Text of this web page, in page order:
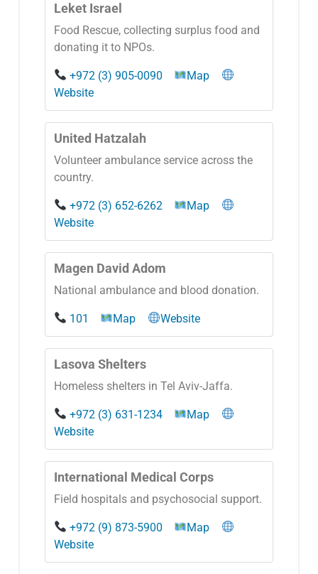
Leket Israel
Food Rescue, collecting surplus food and
donating it to NPOs.
+972 (3) 905-0090
Map
Website
United Hatzalah
Volunteer ambulance service across the
country.
+972 (3) 652-6262
Map
Website
Magen David Adom
National ambulance and blood donation.
101 Map Website
Lasova Shelters
Homeless shelters in Tel Aviv-Jaffa.
+972 (3) 631-1234
Map
Website
International Medical Corps
Field hospitals and psychosocial support.
+972 (9) 873-5900
Map
Website